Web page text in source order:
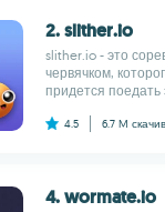
2. slither.io
slither.io - это
червячком,
придется поедать
4.5 6.7 M
4. wormate.io